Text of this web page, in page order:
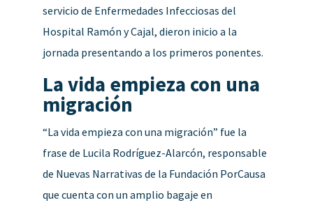
servicio de Enfermedades Infecciosas del
Hospital Ramón y Cajal, dieron inicio a la
jornada presentando a los primeros ponentes.
La vida empieza con una
migración
“La vida empieza con una migración” fue la
frase de Lucila Rodríguez-Alarcón, responsable
de Nuevas Narrativas de la Fundación PorCausa
que cuenta con un amplio bagaje en